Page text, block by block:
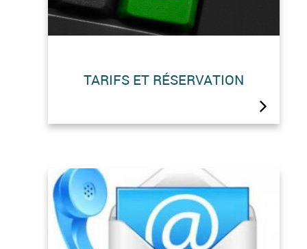
TARIFS ET RÉSERVATION
Tarifs Cabane Gardée La Cabane est